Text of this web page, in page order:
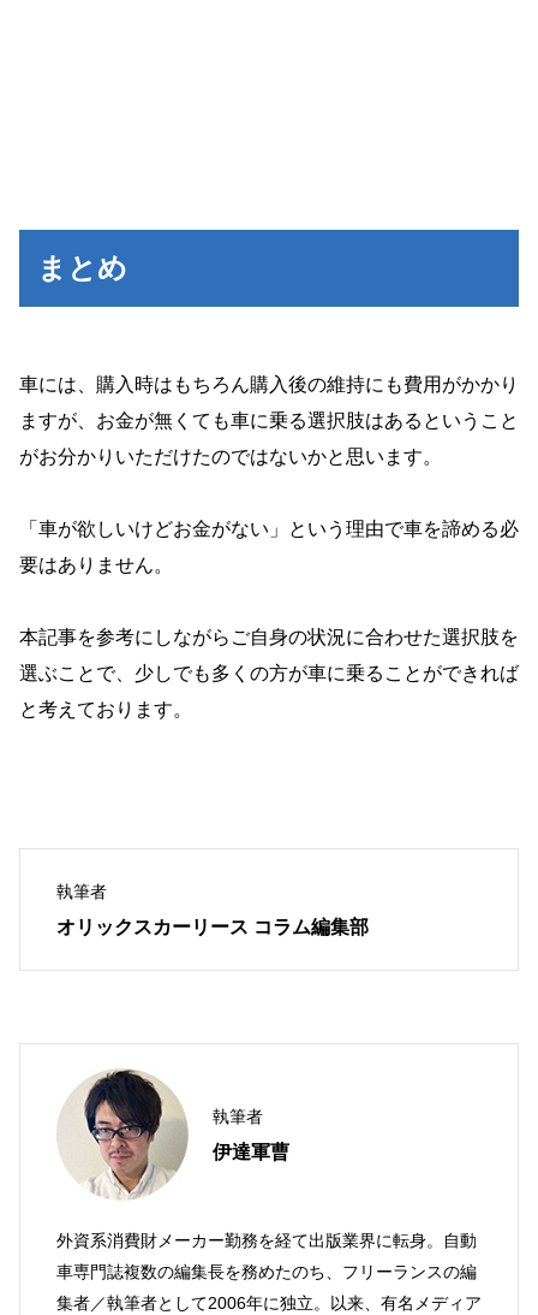
まとめ
車には、購入時はもちろん購入後の維持にも費用がかかり
ますが、お金が無くても車に乗る選択肢はあるということ
がお分かりいただけたのではないかと思います。
「車が欲しいけどお金がない」という理由で車を諦める必
要はありません。
本記事を参考にしながらご自身の状況に合わせた選択肢を
選ぶことで、少しでも多くの方が車に乗ることができれば
と考えております。
執筆者
オリックスカーリース コラム編集部
執筆者
伊達軍曹
外資系消費財メーカー勤務を経て出版業界に転身。自動
車専門誌複数の編集長を務めたのち、フリーランスの編
集者／執筆者として2006年に独立。以来、有名メディア